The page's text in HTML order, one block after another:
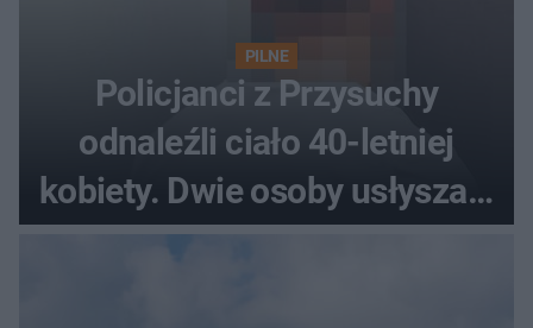
PILNE
Policjanci z Przysuchy
odnaleźli ciało 40-letniej
kobiety. Dwie osoby usłyszały
zarzut zabójstwa